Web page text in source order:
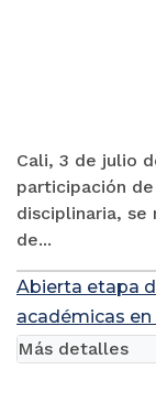
Cali, 3 de julio
participación
disciplinaria, se
de...
Abierta etapa
académicas en
Más detalles